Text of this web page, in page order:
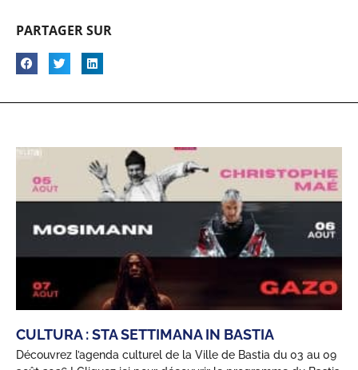
PARTAGER SUR
CULTURA : STA SETTIMANA IN BASTIA
Découvrez l’agenda culturel de la Ville de Bastia du 03 au 09